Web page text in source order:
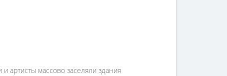
артисты массово заселяли здания